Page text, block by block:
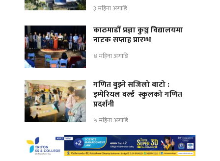
३ महिना अगाडि
काठमाडौँ प्रज्ञा कुञ्ज विद्यालयमा
नाटक सप्ताह प्रारम्भ
४ महिना अगाडि
गणित बुझ्ने सजिलो बाटो :
इम्पेरियल वर्ल्ड स्कुलको गणित
प्रदर्शनी
५ महिना अगाडि